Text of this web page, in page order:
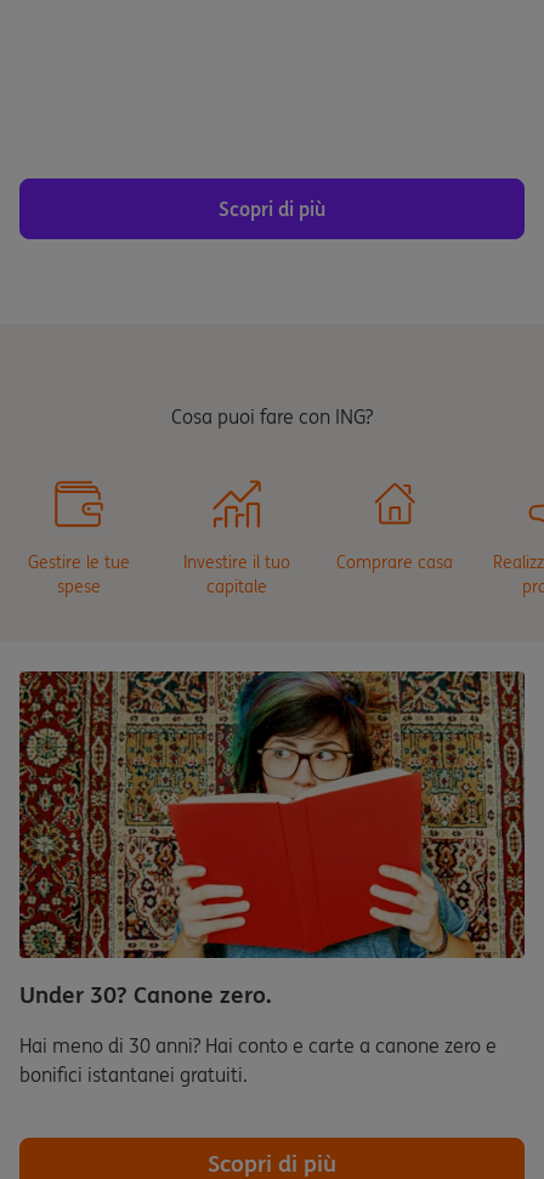
Scopri di più
Cosa puoi fare con ING?
Gestire le tue
spese
Investire il tuo
capitale
Comprare casa
Under 30? Canone zero.
Hai meno di 30 anni? Hai conto e carte a canone zero e
bonifici istantanei gratuiti.
Scopri di più